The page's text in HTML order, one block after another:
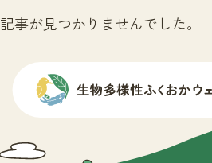
記事が見つかりませんでした。